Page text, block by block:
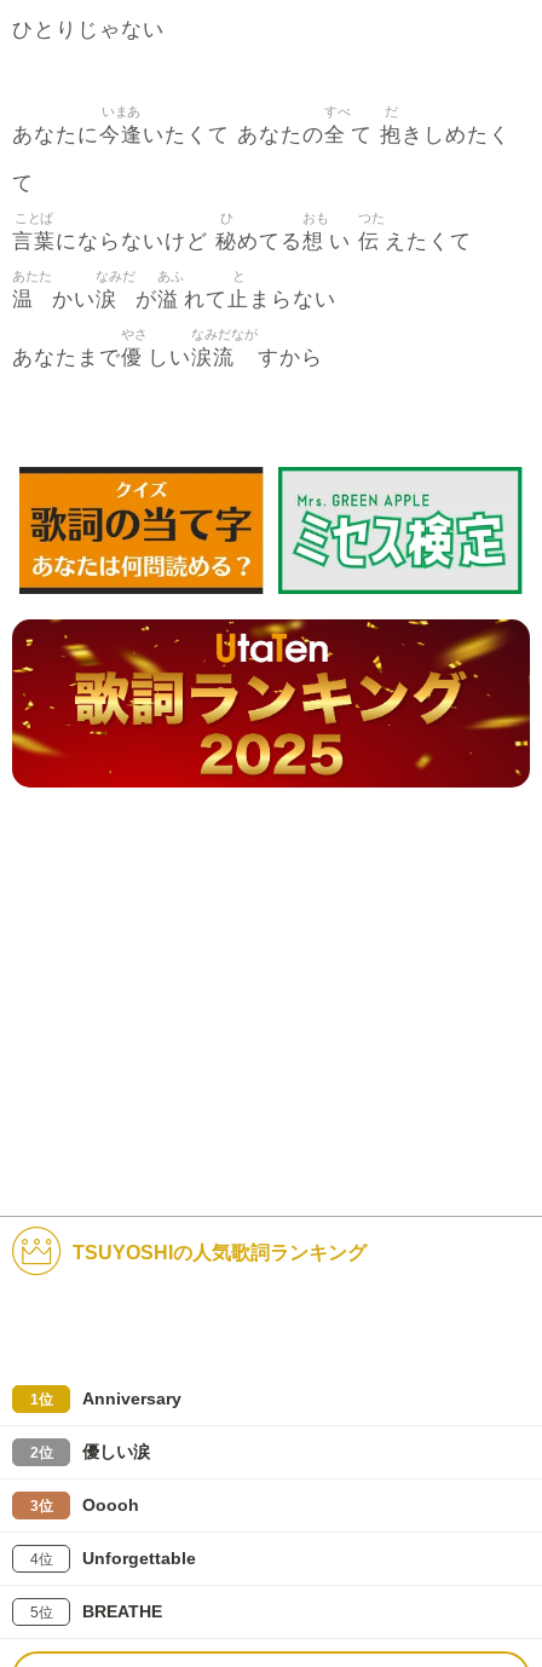
ひとりじゃない
あなたに今逢
いまあ
いたくて あなたの全
すべ
て 抱
だ
きしめたく
て
言葉
ことば
にならないけど 秘
ひ
めてる想
おも
い 伝
つた
えたくて
温
あたた
かい涙
なみだ
が溢
あふ
れて止
と
まらない
あなたまで優
やさ
しい涙流
なみだなが
すから
TSUYOSHIの人気歌詞ランキング
1位 Anniversary
2位 優しい涙
3位 Ooooh
4位 Unforgettable
5位 BREATHE